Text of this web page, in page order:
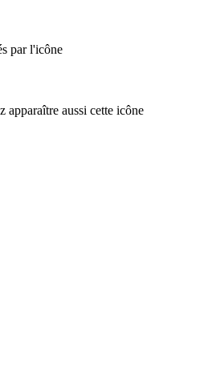
par l'icône
apparaître aussi cette icône